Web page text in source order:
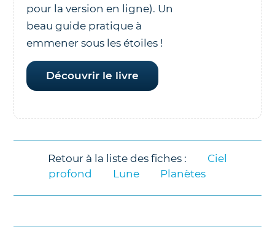
pour la version en ligne). Un
beau guide pratique à
emmener sous les étoiles !
Découvrir le livre
Retour à la liste des fiches :
Ciel
profond
Lune Planètes